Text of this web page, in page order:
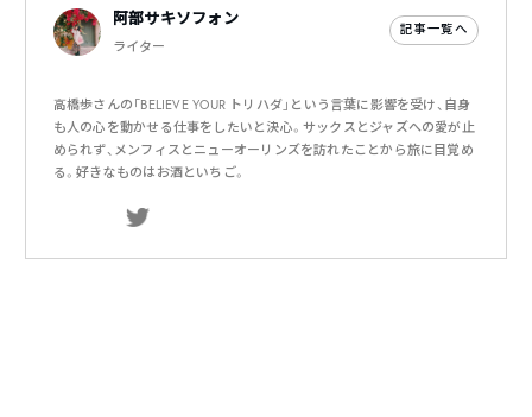
阿部サキソフォン
ライター
記事一覧へ
高橋歩さんの「BELIEVE YOUR トリハダ」という言葉に影響を受け、自身
も人の心を動かせる仕事をしたいと決心。サックスとジャズへの愛が止
められず、メンフィスとニューオーリンズを訪れたことから旅に目覚め
る。好きなものはお酒といちご。